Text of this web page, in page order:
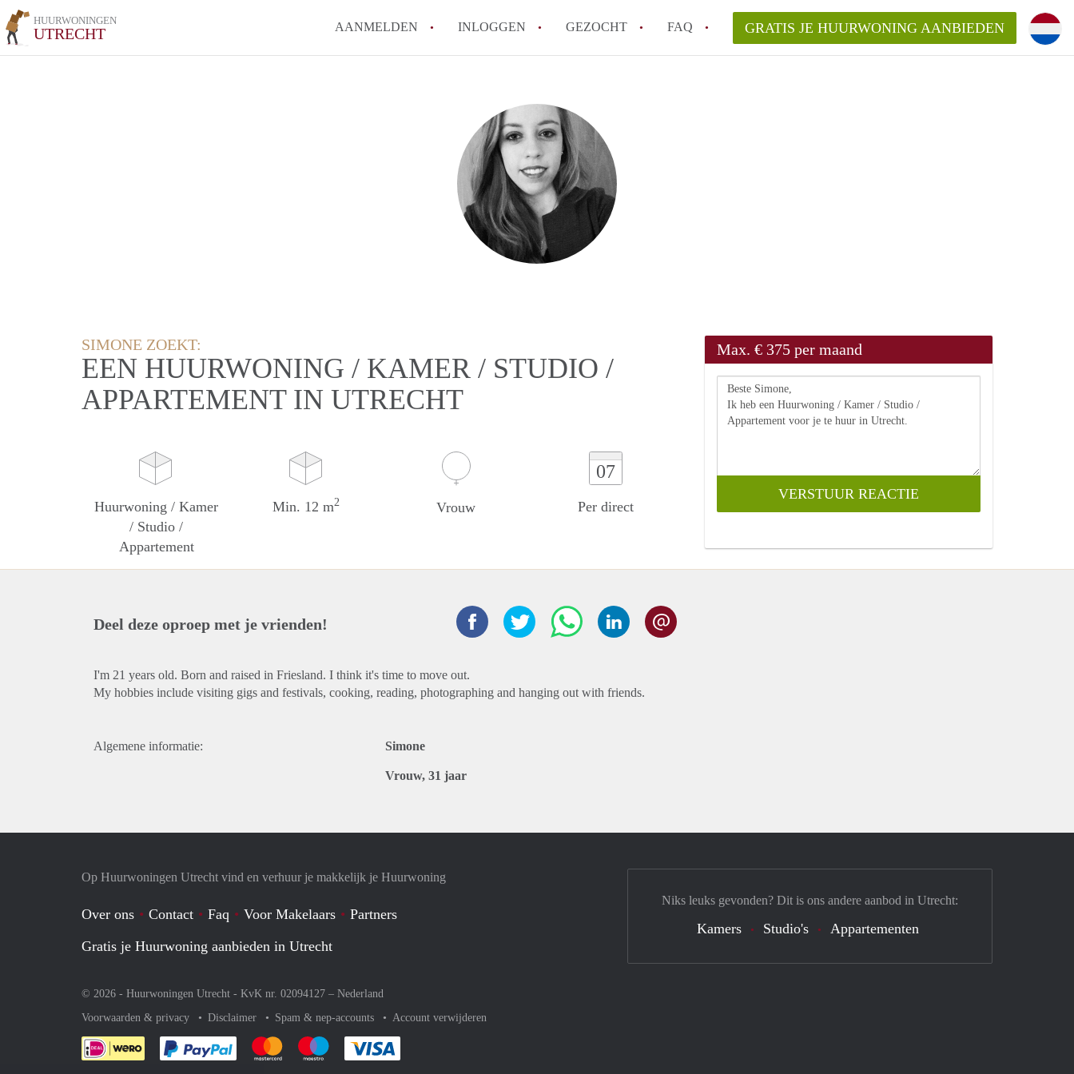
HUURWONINGEN
UTRECHT AANMELDEN INLOGGEN GEZOCHT FAQ
How to translate HuurwoningenUtrecht!
Wat is HuurwoningenUtrecht?
Hoeveel kost het om te reageren op een Huurwoning in Utrecht?
Wat is de privacyverklaring van HuurwoningenUtrecht?
Berekent HuurwoningenUtrecht
makelaarsvergoeding/bemiddelingsvergoeding?
Alle veelgestelde vragen
GRATIS JE HUURWONING AANBIEDEN
SIMONE ZOEKT:
EEN HUURWONING / KAMER / STUDIO /
APPARTEMENT IN UTRECHT
Huurwoning / Kamer
/ Studio /
Appartement
Min. 12 m2 Vrouw
07
Per direct
Max. € 375 per maand
Deel deze oproep met je vrienden!
I'm 21 years old. Born and raised in Friesland. I think it's time to move out.
My hobbies include visiting gigs and festivals, cooking, reading, photographing and hanging out with friends.
Algemene informatie: Simone
Vrouw, 31 jaar
Op Huurwoningen Utrecht vind en verhuur je makkelijk je Huurwoning
Over ons Contact Faq Voor Makelaars
Partners
Gratis je Huurwoning aanbieden in Utrecht
© 2026 - Huurwoningen Utrecht - KvK nr. 02094127 – Nederland
Voorwaarden & privacy
Disclaimer Spam & nep-accounts Account verwijderen
Je rekent gemakkelijk af met Paypal
Je rekent gemakkelijk af met Mastercard
Je rekent gemakkelijk af met Meastro
Niks leuks gevonden? Dit is ons andere aanbod in Utrecht:
Kamers Studio's Appartementen